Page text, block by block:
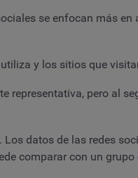
se enfocan más
y los sitios que
representativa, pero al
datos de las redes
comparar con un